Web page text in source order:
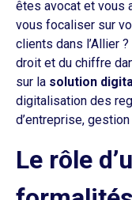
êtes avocat et vous
vous focaliser sur
clients dans l’Allier
droit et du chiffre
sur la solution
digitalisation des
d’entreprise,
Le rôle